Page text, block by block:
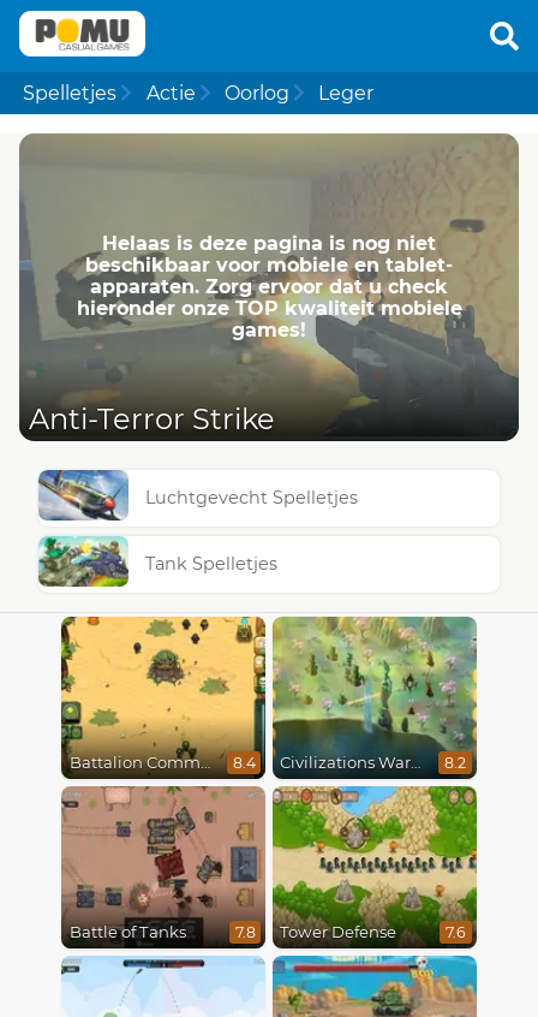
Spelletjes Actie Oorlog Leger
Helaas is deze pagina is nog niet
beschikbaar voor mobiele en tablet-
apparaten. Zorg ervoor dat u check
hieronder onze TOP kwaliteit mobiele
games!
Anti-Terror Strike
Luchtgevecht Spelletjes
Tank Spelletjes
Battalion Commander 8.4 Civilizations Wars Master Edition 8.2
Battle of Tanks 7.8 Tower Defense 7.6